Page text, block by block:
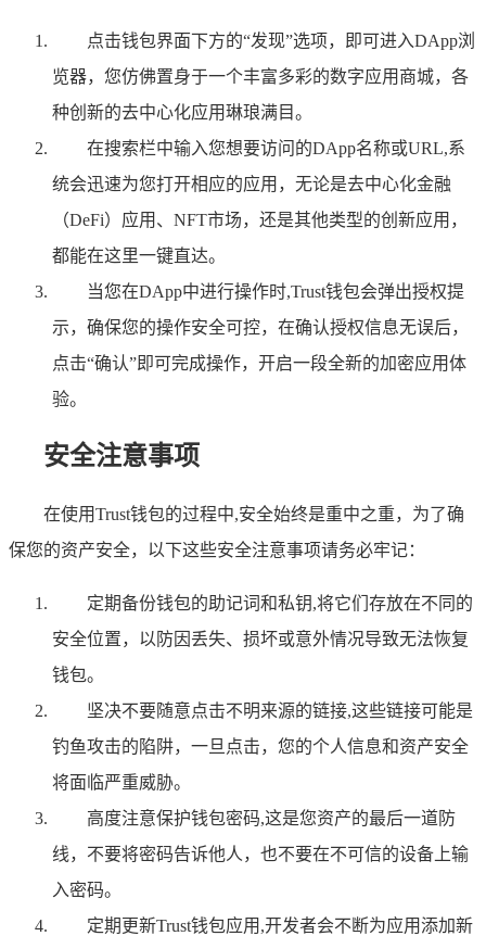
点击钱包界面下方的“发现”选项，即可进入DApp浏
览器，您仿佛置身于一个丰富多彩的数字应用商城，各
种创新的去中心化应用琳琅满目。
在搜索栏中输入您想要访问的DApp名称或URL,系
统会迅速为您打开相应的应用，无论是去中心化金融
（DeFi）应用、NFT市场，还是其他类型的创新应用，
都能在这里一键直达。
当您在DApp中进行操作时,Trust钱包会弹出授权提
示，确保您的操作安全可控，在确认授权信息无误后，
点击“确认”即可完成操作，开启一段全新的加密应用体
验。
安全注意事项
在使用Trust钱包的过程中,安全始终是重中之重，为了确
保您的资产安全，以下这些安全注意事项请务必牢记：
定期备份钱包的助记词和私钥,将它们存放在不同的
安全位置，以防因丢失、损坏或意外情况导致无法恢复
钱包。
坚决不要随意点击不明来源的链接,这些链接可能是
钓鱼攻击的陷阱，一旦点击，您的个人信息和资产安全
将面临严重威胁。
高度注意保护钱包密码,这是您资产的最后一道防
线，不要将密码告诉他人，也不要在不可信的设备上输
入密码。
定期更新Trust钱包应用,开发者会不断为应用添加新